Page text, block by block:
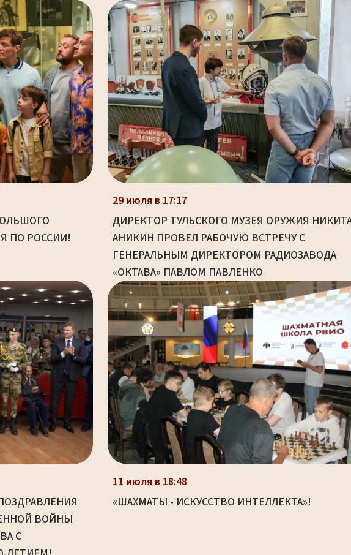
ПО РОССИИ!
29 июля в 17:17
ДИРЕКТОР ТУЛЬСКОГО МУЗЕЯ ОРУЖИЯ
АНИКИН ПРОВЕЛ РАБОЧУЮ ВСТРЕЧУ С
ГЕНЕРАЛЬНЫМ ДИРЕКТОРОМ РАДИОЗАВОДА
«ОКТАВА» ПАВЛОМ ПАВЛЕНКО
ВОЙНЫ
С
11 июля в 18:48
«ШАХМАТЫ - ИСКУССТВО ИНТЕЛЛЕКТА»!